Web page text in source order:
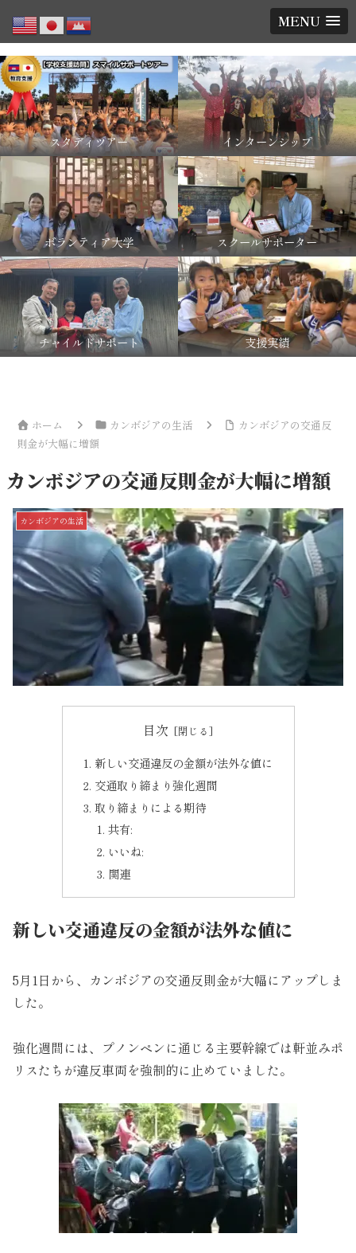
MENU
スタディツアー インターンシップ
ボランティア大学 スクールサポーター
チャイルドサポート 支援実績
ホーム カンボジアの生活
カンボジアの交通反
則金が大幅に増額
カンボジアの交通反則金が大幅に増額
カンボジアの生活
目次
新しい交通違反の金額が法外な値に
交通取り締まり強化週間
取り締まりによる期待
共有:
いいね:
関連
新しい交通違反の金額が法外な値に
5月1日から、カンボジアの交通反則金が大幅にアップしま
した。
強化週間には、プノンペンに通じる主要幹線では軒並みポ
リスたちが違反車両を強制的に止めていました。